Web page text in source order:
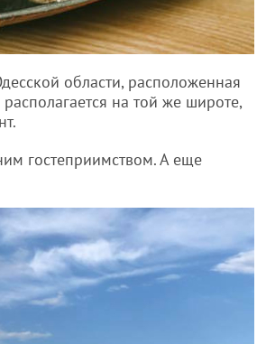
области, расположенная
на той же широте,
гостеприимством. А еще